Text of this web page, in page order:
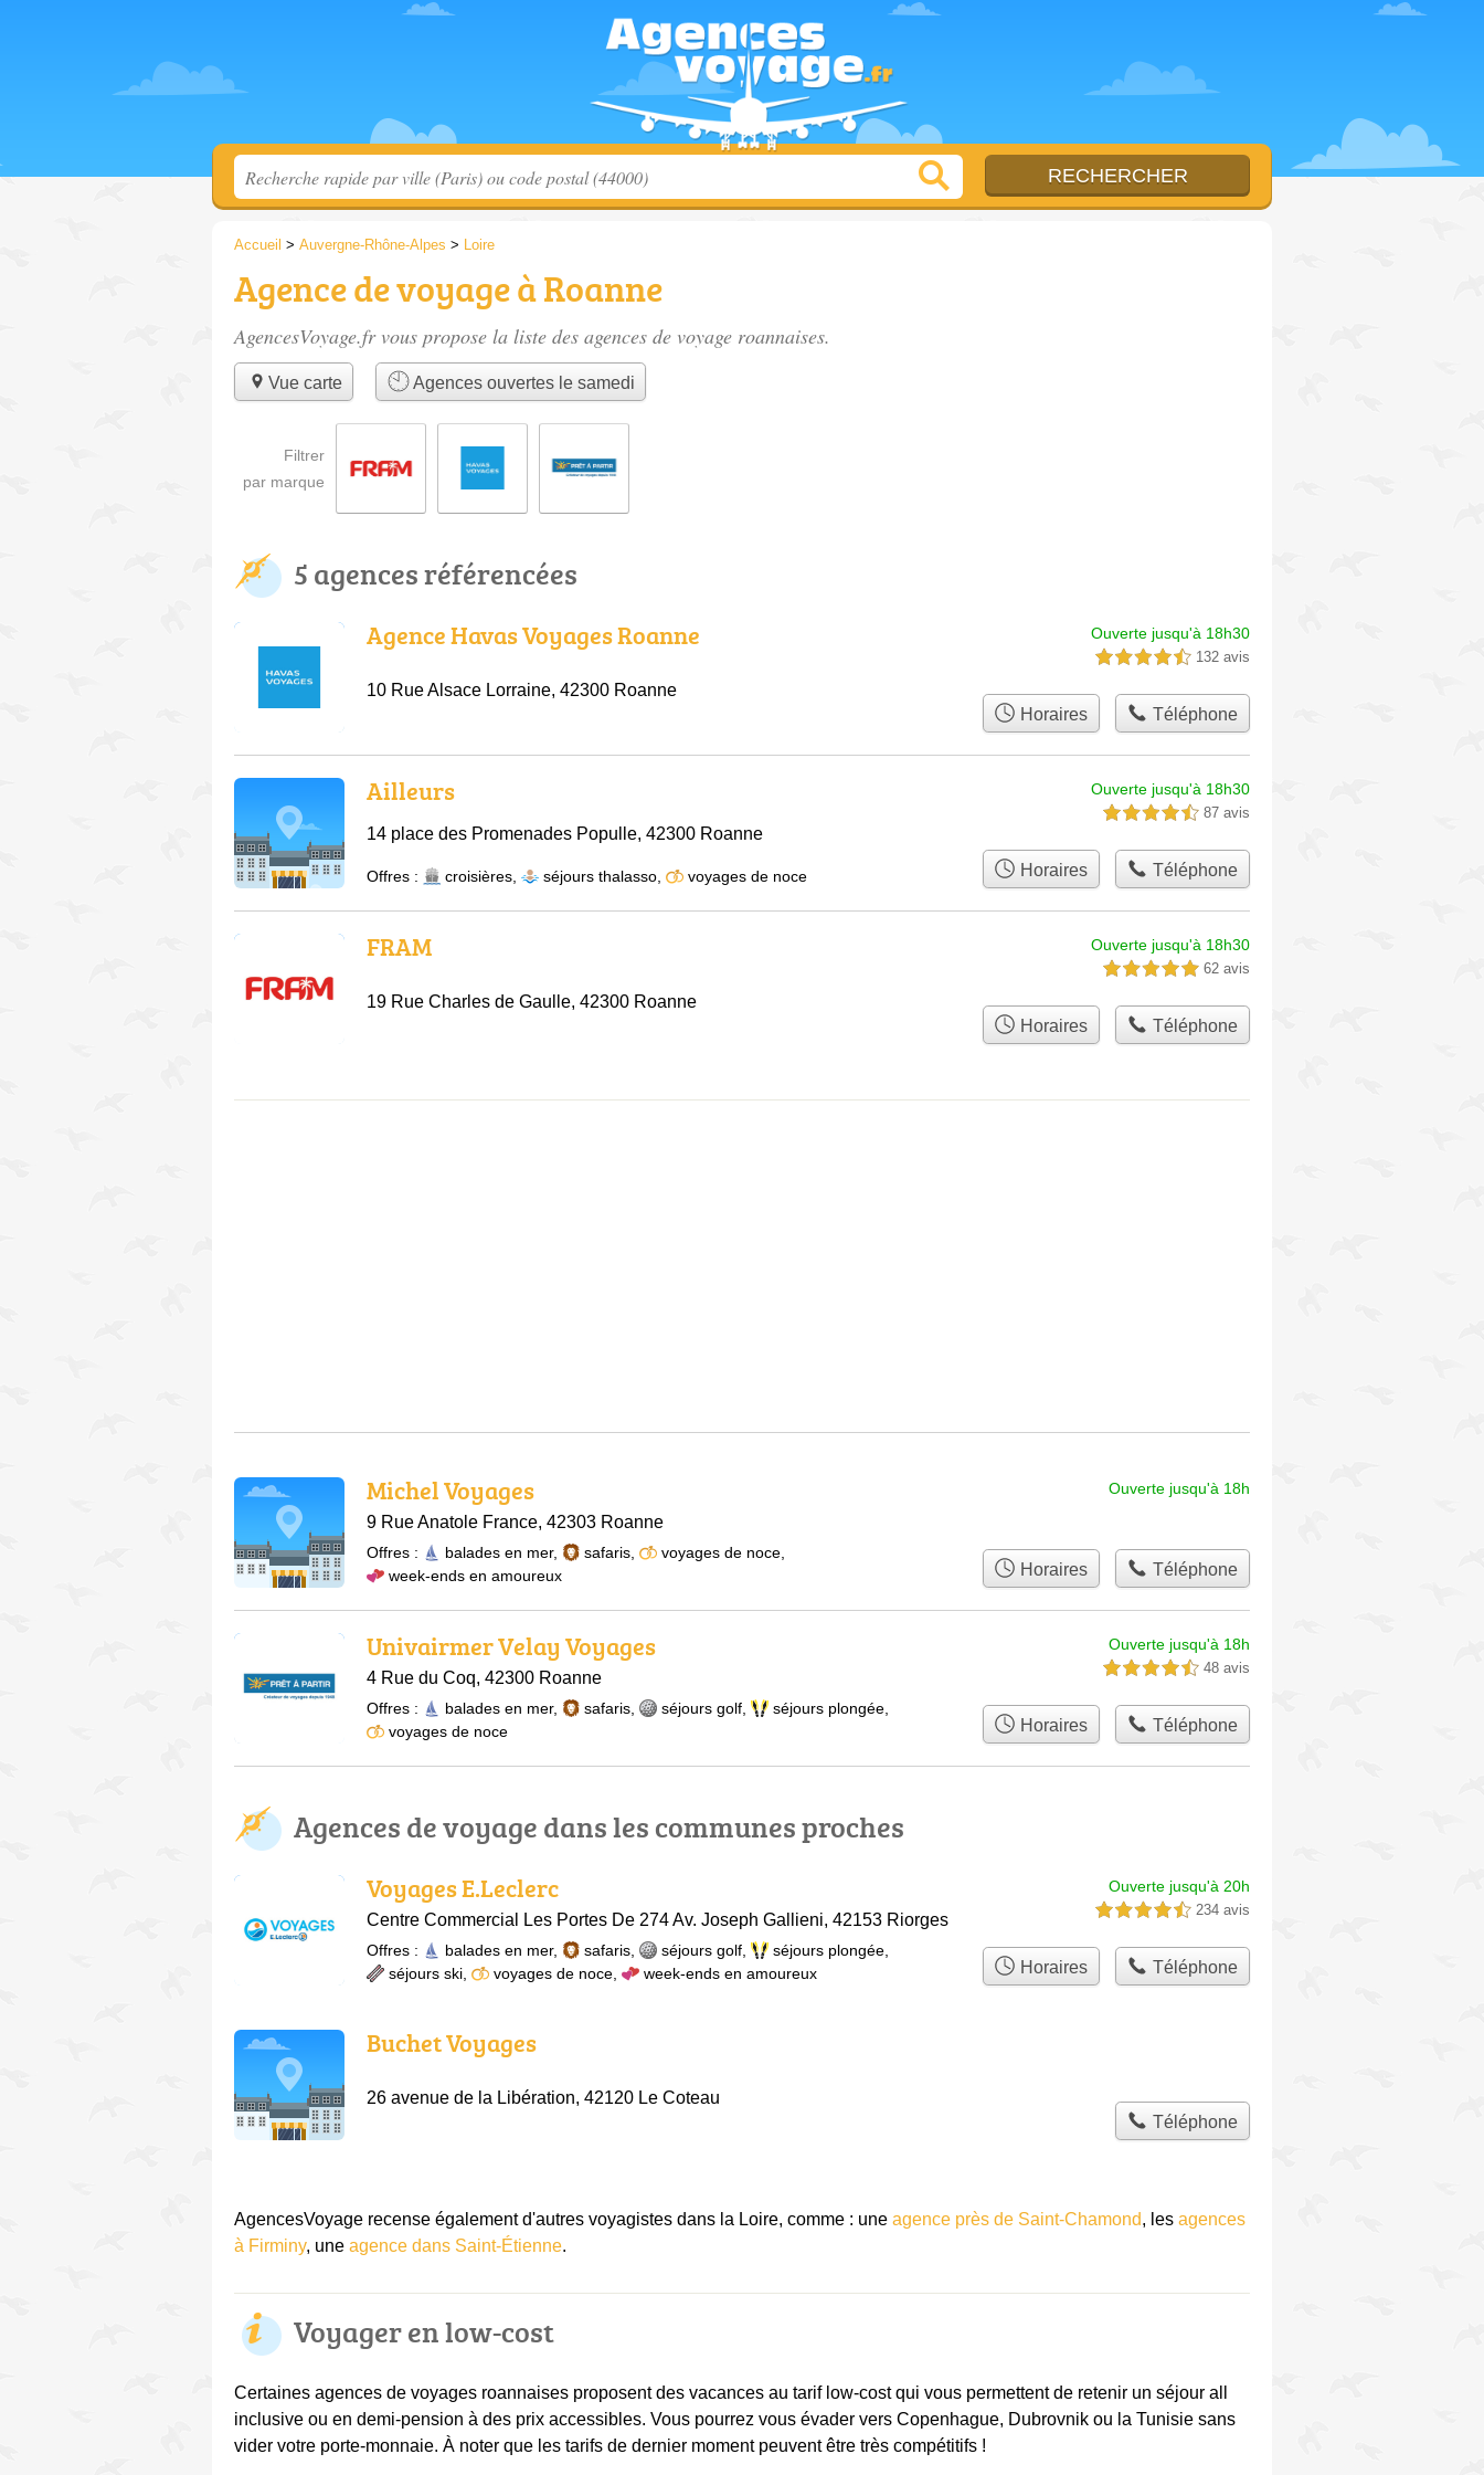
Accueil > Auvergne-Rhône-Alpes > Loire
Agence de voyage à Roanne
AgencesVoyage.fr vous propose la liste des agences de voyage roannaises.
Vue carte Agences ouvertes le samedi
Filtrer
par marque
5 agences référencées
Agence Havas Voyages Roanne
10 Rue Alsace Lorraine, 42300 Roanne
Ouverte jusqu'à 18h30
4,5 étoiles sur 5 132 avis
Horaires Téléphone
Ailleurs
14 place des Promenades Populle, 42300 Roanne
Ouverte jusqu'à 18h30
4,5 étoiles sur 5 87 avis
Offres : croisières séjours thalasso voyages de noce Horaires Téléphone
FRAM
19 Rue Charles de Gaulle, 42300 Roanne
Ouverte jusqu'à 18h30
5,0 étoiles sur 5 62 avis
Horaires Téléphone
Michel Voyages
9 Rue Anatole France, 42303 Roanne
Ouverte jusqu'à 18h
Offres : balades en mer, safaris voyages de noce
week-ends en amoureux
Horaires Téléphone
Univairmer Velay Voyages
4 Rue du Coq, 42300 Roanne
Ouverte jusqu'à 18h
4,5 étoiles sur 5 48 avis
Offres : balades en mer, safaris séjours golf séjours plongée
voyages de noce
Horaires Téléphone
Agences de voyage dans les communes proches
Voyages E.Leclerc
Centre Commercial Les Portes De 274 Av. Joseph Gallieni, 42153 Riorges
Ouverte jusqu'à 20h
4,5 étoiles sur 5 234 avis
Offres : balades en mer, safaris séjours golf séjours plongée
séjours ski
voyages de noce week-ends en amoureux Horaires Téléphone
Buchet Voyages
26 avenue de la Libération, 42120 Le Coteau
Téléphone
AgencesVoyage recense également d'autres voyagistes dans la Loire, comme : une agence près de Saint-Chamond, les agences
à Firminy, une agence dans Saint-Étienne.
Voyager en low-cost
Certaines agences de voyages roannaises proposent des vacances au tarif low-cost qui vous permettent de retenir un séjour all
inclusive ou en demi-pension à des prix accessibles. Vous pourrez vous évader vers Copenhague, Dubrovnik ou la Tunisie sans
vider votre porte-monnaie. À noter que les tarifs de dernier moment peuvent être très compétitifs !